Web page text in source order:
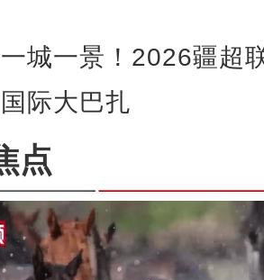
一城一景！2026疆超
国际大巴扎
点
新疆喀什基层干部：我有